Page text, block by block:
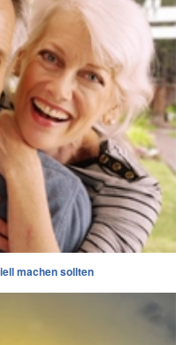
machen sollten